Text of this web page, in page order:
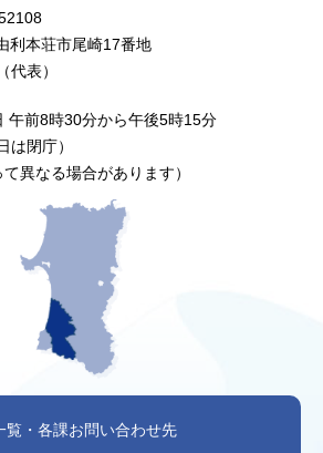
本荘市尾崎17番地
代表）
午前8時30分から午後5時15分
は閉庁）
異なる場合があります）
覧・各課お問い合わせ先